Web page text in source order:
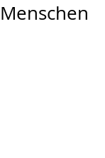
Menschen